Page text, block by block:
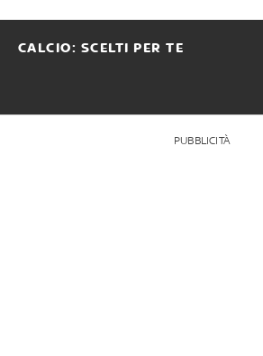
CALCIO: SCELTI PER TE
PUBBLICITÀ